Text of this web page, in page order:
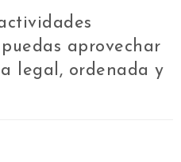
aprovechar
legal, ordenada y